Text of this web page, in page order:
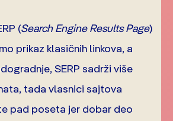
(Search Engine Results Page)
prikaz klasičnih linkova, a
SERP sadrži više
tada vlasnici sajtova
pad poseta jer dobar deo